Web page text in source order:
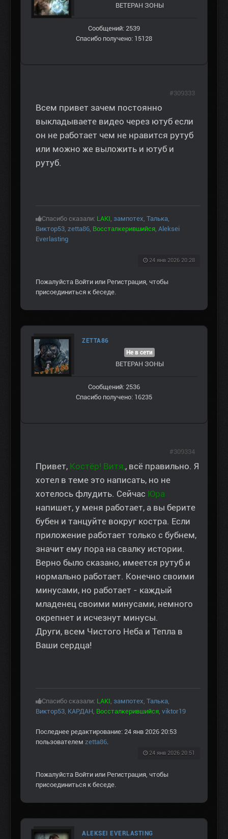
ВЕТЕРАН ЗOНЫ
Сообщений: 2539
Спасибо получено: 15128
Всем привет зачем постоянно
выкладываете видео через ютуб если
он не работает чем не нравится рутуб
или можно же выложить и ютуб и
рутуб.
Спасибо сказали: LAKI, зампотех, Талька,
Виктор53, zetta86, Воссталкерившийся, Aleksei
Everlasting
24 янв 2026 20:28
#309333
Пожалуйста Войти или Регистрация, чтобы
присоединиться к беседе.
ZETTA86
Не в сети
ВЕТЕРАН ЗOНЫ
Сообщений: 2536
Спасибо получено: 16235
Привет, Костёр! Витя,, всё правильно. Я
хотел в теме это написать, но не
хотелось флудить. Сейчас Юра
напишет, у меня работает, а вы берите
бубен и танцуйте вокруг костра. Если
приложение работает только с бубнем,
значит ему пора на свалку истории.
Верно было сказано, имеется рутуб и
нормально работает. Конечно своими
минусами, но работает - каждый
младенец своими минусами, немного
окрепнет и исчезнут минусы.
Други, всем Чистого Неба и Тепла в
Ваши сердца!
Спасибо сказали: LAKI, зампотех, Талька,
Виктор53, КАРДАН, Воссталкерившийся, viktor19
Последнее редактирование: 24 янв 2026 20:53
пользователем zetta86.
24 янв 2026 20:51
#309334
Пожалуйста Войти или Регистрация, чтобы
присоединиться к беседе.
ALEKSEI EVERLASTING